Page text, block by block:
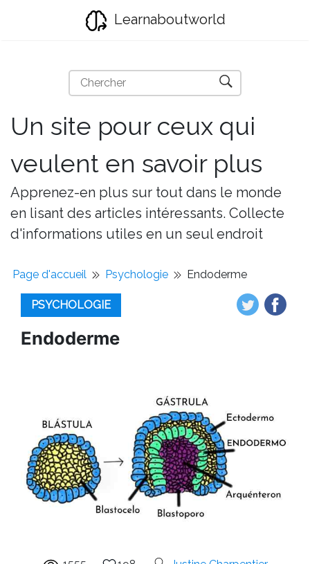
Learnaboutworld
Un site pour ceux qui
veulent en savoir plus
Apprenez-en plus sur tout dans le monde
en lisant des articles intéressants. Collecte
d'informations utiles en un seul endroit
Page d'accueil Psychologie Endoderme
PSYCHOLOGIE
Endoderme